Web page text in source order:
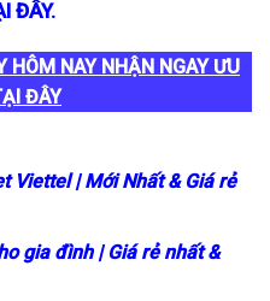
ĐÂY.
NAY NHẬN NGAY ƯU
ĐÂY
Viettel | Mới Nhất & Giá rẻ
gia đình | Giá rẻ nhất &